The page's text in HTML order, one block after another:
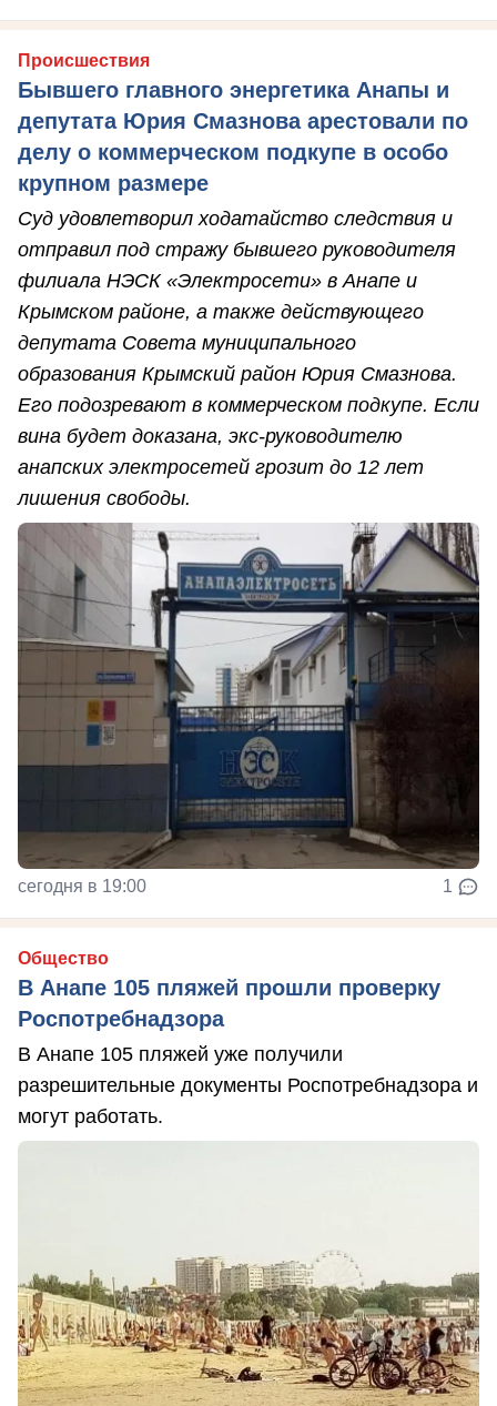
Происшествия
Бывшего главного энергетика Анапы и
депутата Юрия Смазнова арестовали по
делу о коммерческом подкупе в особо
крупном размере
Суд удовлетворил ходатайство следствия и
отправил под стражу бывшего руководителя
филиала НЭСК «Электросети» в Анапе и
Крымском районе, а также действующего
депутата Совета муниципального
образования Крымский район Юрия Смазнова.
Его подозревают в коммерческом подкупе. Если
вина будет доказана, экс-руководителю
анапских электросетей грозит до 12 лет
лишения свободы.
сегодня в 19:00 1
Общество
В Анапе 105 пляжей прошли проверку
Роспотребнадзора
В Анапе 105 пляжей уже получили
разрешительные документы Роспотребнадзора и
могут работать.